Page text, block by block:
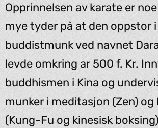
Opprinnelsen av karate er
mye tyder på at den oppstor i
buddistmunk ved navnet
levde omkring ar 500 f. Kr.
buddhismen i Kina og
munker i meditasjon (Zen) og
(Kung-Fu og kinesisk